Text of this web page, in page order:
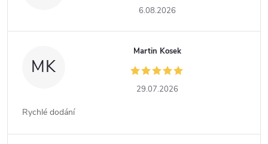
6.08.2026
MK
Martin Kosek
29.07.2026
Rychlé dodání